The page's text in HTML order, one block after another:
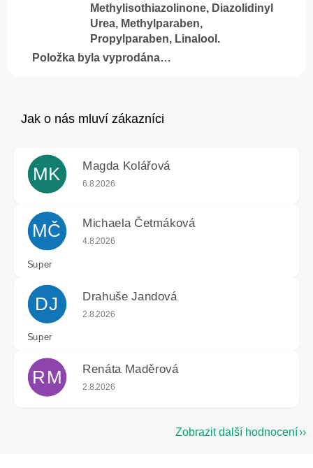
Methylisothiazolinone, Diazolidinyl
Urea, Methylparaben,
Propylparaben, Linalool.
Položka byla vyprodána…
MK Magda Kolářová
Hodnocení obchodu je 5 z 5 hvězdiček.
6.8.2026
MČ Michaela Četmáková
Hodnocení obchodu je 5 z 5 hvězdiček.
4.8.2026
Super
DJ Drahuše Jandová
Hodnocení obchodu je 5 z 5 hvězdiček.
2.8.2026
Super
RM Renáta Maděrová
Hodnocení obchodu je 5 z 5 hvězdiček.
2.8.2026
Zobrazit další hodnocení